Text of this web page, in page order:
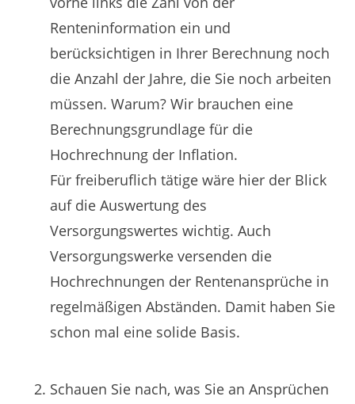
Renteninformation ein und
berücksichtigen in Ihrer Berechnung noch
die Anzahl der Jahre, die Sie noch arbeiten
müssen. Warum? Wir brauchen eine
Berechnungsgrundlage für die
Hochrechnung der Inflation.
Für freiberuflich tätige wäre hier der Blick
auf die Auswertung des
Versorgungswertes wichtig. Auch
Versorgungswerke versenden die
Hochrechnungen der Rentenansprüche in
regelmäßigen Abständen. Damit haben Sie
schon mal eine solide Basis.
Schauen Sie nach, was Sie an Ansprüchen